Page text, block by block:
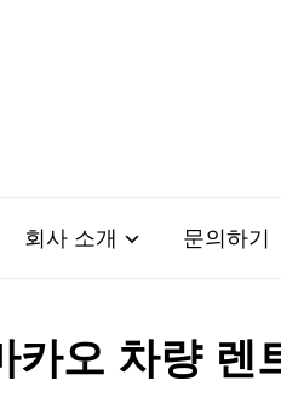
회사 소개 문의하기
카오 차량 렌